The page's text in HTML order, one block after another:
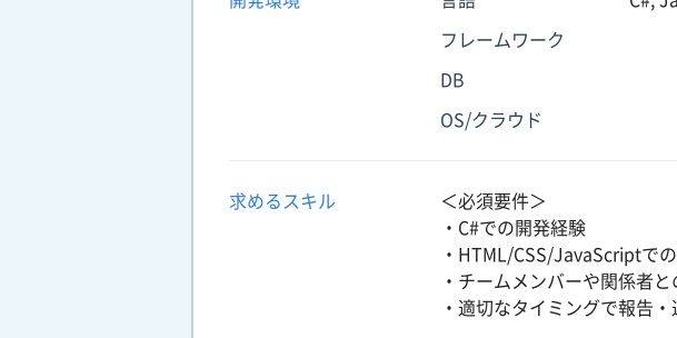
フレームワーク
DB
OS/クラウド
求めるスキル
＜必須要件＞
・C#での開発経験
・HTML/CSS/JavaScriptで
・チームメンバーや関係者
・適切なタイミングで報告